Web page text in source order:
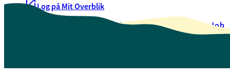
Log på Mit Overblik
Oversigt over selvbetjeningJob